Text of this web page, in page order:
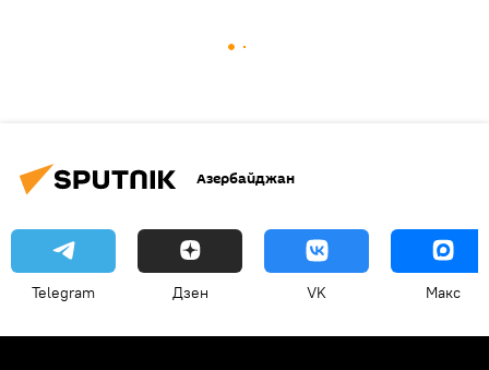
Азербайджан
Telegram Дзен VK Макс